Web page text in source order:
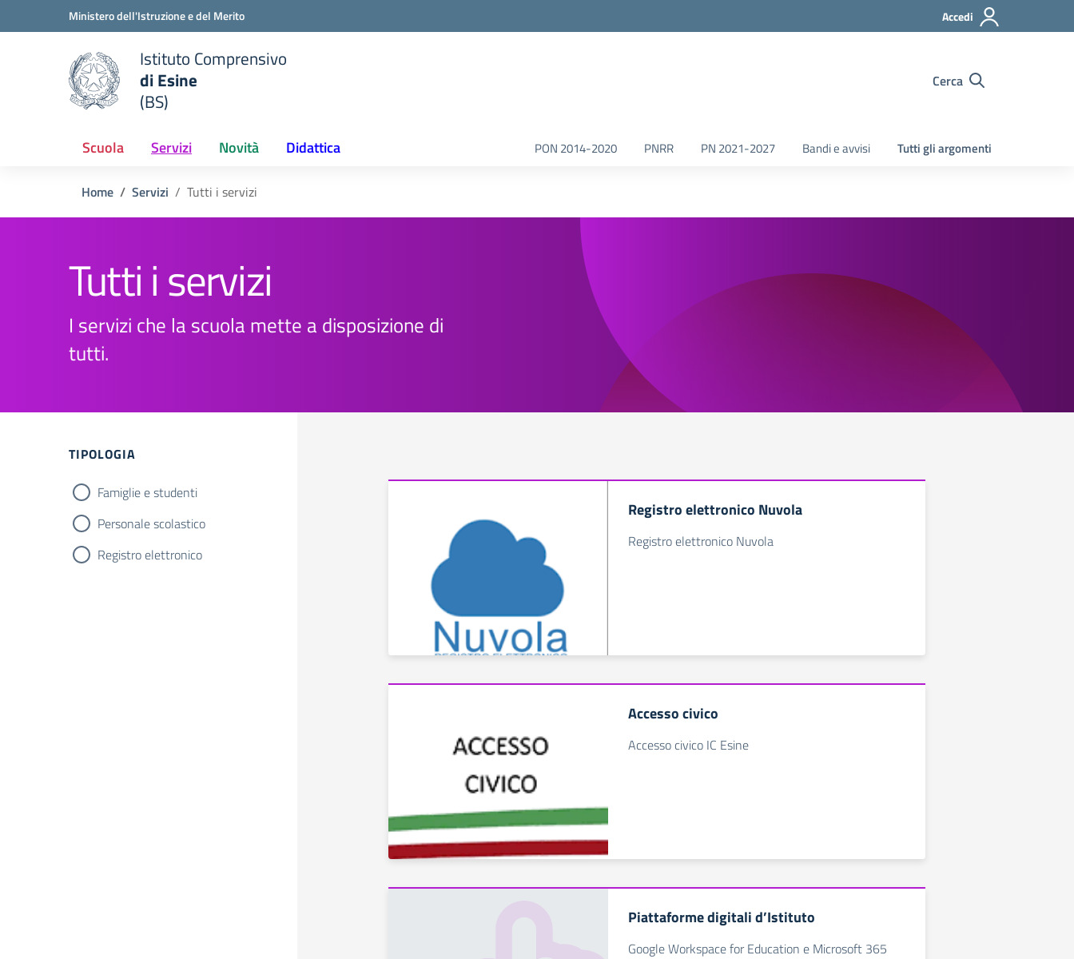
Vai ai contenuti
Vai al menu di navigazioneMinistero dell'Istruzione e del Merito Accedi
scuola
Istituto Comprensivo
di Esine
(BS)
Cerca
Scuola Servizi Novità Didattica PON 2014-2020 PNRR PN 2021-2027 Bandi e avvisi Tutti gli argomenti
Home Servizi Tutti i servizi
Tutti i servizi
I servizi che la scuola mette a disposizione di
tutti.
Filtri
TIPOLOGIA
Famiglie e studenti
Personale scolastico
Registro elettronico
Registro elettronico Nuvola
Registro elettronico Nuvola
Accesso civico
Accesso civico IC Esine
Piattaforme digitali d’Istituto
Google Workspace for Education e Microsoft 365